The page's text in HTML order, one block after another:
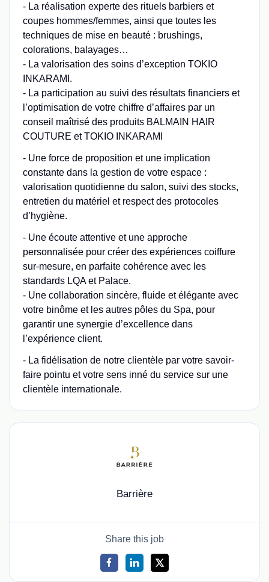
- La réalisation experte des rituels barbiers et
coupes hommes/femmes, ainsi que toutes les
techniques de mise en beauté : brushings,
colorations, balayages…
- La valorisation des soins d’exception TOKIO
INKARAMI.
- La participation au suivi des résultats financiers et
l’optimisation de votre chiffre d’affaires par un
conseil maîtrisé des produits BALMAIN HAIR
COUTURE et TOKIO INKARAMI
- Une force de proposition et une implication
constante dans la gestion de votre espace :
valorisation quotidienne du salon, suivi des stocks,
entretien du matériel et respect des protocoles
d’hygiène.
- Une écoute attentive et une approche
personnalisée pour créer des expériences coiffure
sur-mesure, en parfaite cohérence avec les
standards LQA et Palace.
- Une collaboration sincère, fluide et élégante avec
votre binôme et les autres pôles du Spa, pour
garantir une synergie d’excellence dans
l’expérience client.
- La fidélisation de notre clientèle par votre savoir-
faire pointu et votre sens inné du service sur une
clientèle internationale.
Barrière
Share this job